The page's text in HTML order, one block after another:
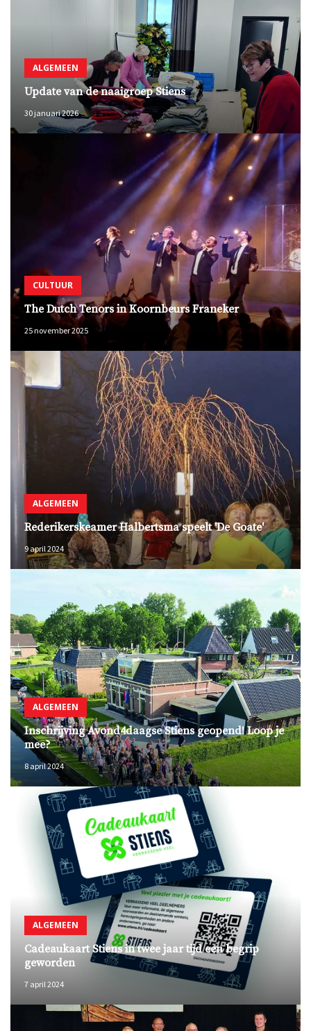
ALGEMEEN
Update van de naaigroep Stiens
30 januari 2026
CULTUUR
The Dutch Tenors in Koornbeurs Franeker
25 november 2025
ALGEMEEN
Rederikerskeamer Halbertsma speelt 'De Goate'
9 april 2024
ALGEMEEN
Inschrijving Avond4daagse Stiens geopend! Loop je
mee?
8 april 2024
ALGEMEEN
Cadeaukaart Stiens in twee jaar tijd een begrip
geworden
7 april 2024